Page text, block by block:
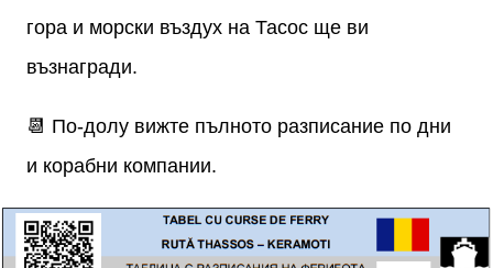
гора и морски въздух на Тасос ще ви
възнагради.
📆 По-долу вижте пълното разписание по дни
и корабни компании.